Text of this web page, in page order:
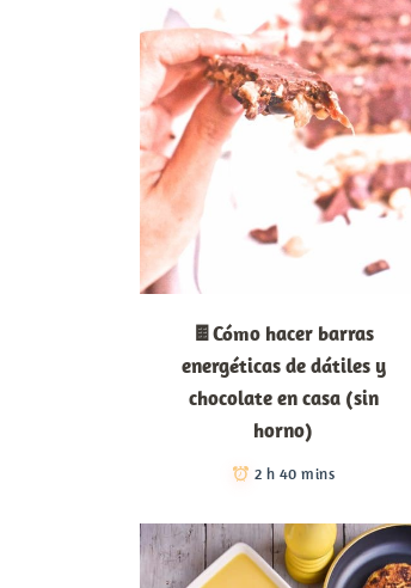
🍫Cómo hacer barras
energéticas de dátiles y
chocolate en casa (sin
horno)
2 h 40 mins